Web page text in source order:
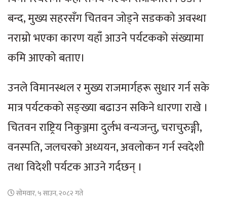
बन्द, मुख्य सहरसँग चितवन जोड्ने सडकको अवस्था
नराम्रो भएका कारण यहाँ आउने पर्यटकको संख्यामा
कमि आएको बताए।
उनले विमानस्थल र मुख्य राजमार्गहरू सुधार गर्न सके
मात्र पर्यटकको सङ्ख्या बढाउन सकिने धारणा राखे ।
चितवन राष्ट्रिय निकुञ्जमा दुर्लभ वन्यजन्तु, चराचुरुङ्गी,
वनस्पति, जलचरको अध्ययन, अवलोकन गर्न स्वदेशी
तथा विदेशी पर्यटक आउने गर्दछन् ।
सोमवार, ५ साउन, २०८२ गते